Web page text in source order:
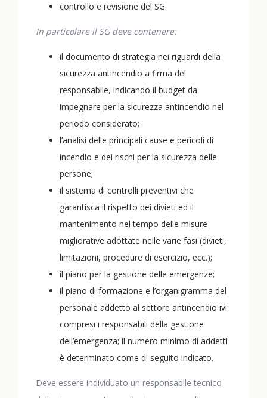
controllo e revisione del SG.
In particolare il SG deve contenere:
il documento di strategia nei riguardi della
sicurezza antincendio a firma del
responsabile, indicando il budget da
impegnare per la sicurezza antincendio nel
periodo considerato;
l’analisi delle principali cause e pericoli di
incendio e dei rischi per la sicurezza delle
persone;
il sistema di controlli preventivi che
garantisca il rispetto dei divieti ed il
mantenimento nel tempo delle misure
migliorative adottate nelle varie fasi (divieti,
limitazioni, procedure di esercizio, ecc.);
il piano per la gestione delle emergenze;
il piano di formazione e l’organigramma del
personale addetto al settore antincendio ivi
compresi i responsabili della gestione
dell’emergenza; il numero minimo di addetti
è determinato come di seguito indicato.
Deve essere individuato un responsabile tecnico